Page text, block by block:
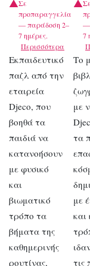
Σε
προπαραγγελία
— παράδοση 2–
7 ημέρες.
Περισσότερα
Εκπαιδευτικό
παζλ από την
εταιρεία
Djeco, που
βοηθά τα
παιδιά να
κατανοήσουν
με φυσικό
και
βιωματικό
τρόπο τα
βήματα της
καθημερινής
ρουτίνας,
Σε
—
7
Το
με
τα
με
και
τις